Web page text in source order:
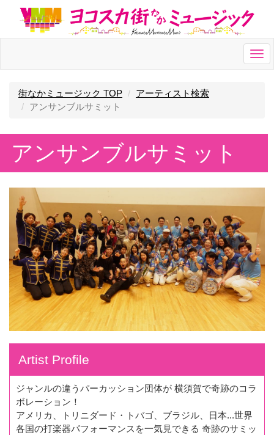
街なかミュージック TOP
アーティスト検索
アンサンブルサミット
アンサンブルサミット
Artist Profile
ジャンルの違うパーカッション団体が 横須賀で奇跡のコラ
ボレーション！
アメリカ、トリニダード・トバゴ、ブラジル、日本...世界
各国の打楽器パフォーマンスを一気見できる 奇跡のサミッ